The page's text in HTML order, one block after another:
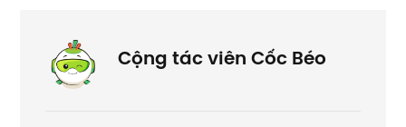
Cộng tác viên Cốc Béo